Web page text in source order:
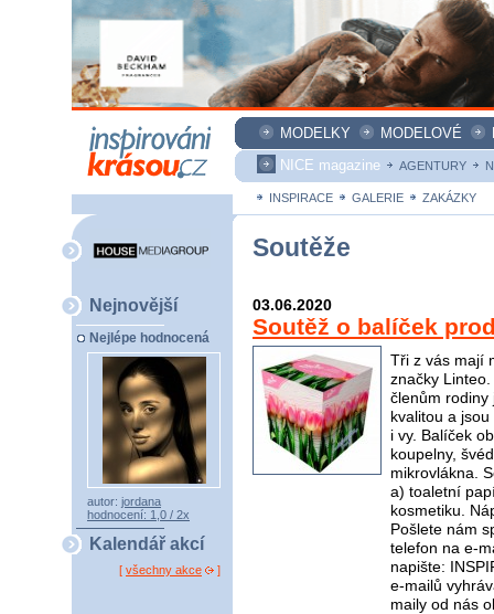
MODELKY MODELOVÉ
NICE magazine
AGENTURY
INSPIRACE GALERIE ZAKÁZKY
Nejnovější
Nejlépe hodnocená
autor: jordana
hodnocení: 1,0 / 2x
Kalendář akcí
[ všechny akce ]
Soutěže
03.06.2020
Soutěž o balíček
Tři z vás mají
značky
členům rodiny
kvalitou a
i vy. Balíček
koupelny,
mikrovlákna.
a) toaletní
kosmetiku.
Pošlete nám
telefon na e-
napište:
e-mailů
maily od nás